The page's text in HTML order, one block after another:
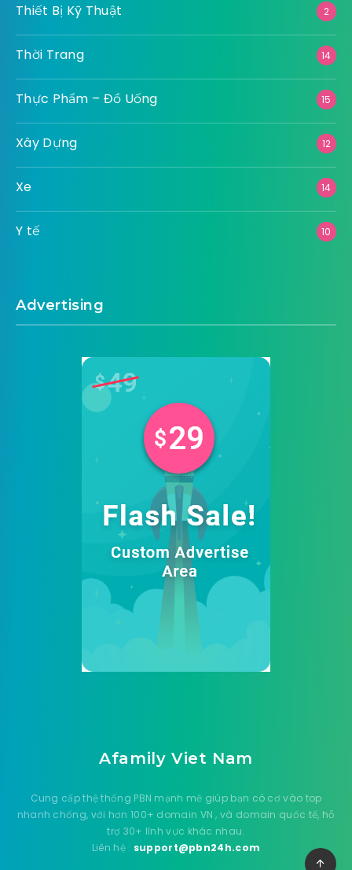
Thiết Bị Kỹ Thuật 2
Thời Trang 14
Thực Phẩm – Đồ Uống 15
Xây Dựng 12
Xe 14
Y tế 10
Advertising
Afamily Viet Nam
Cung cấp thệ thống PBN mạnh mẽ giúp bạn có cơ vào top
nhanh chống, với hơn 100+ domain VN , và domain quốc tế, hỗ
trợ 30+ lĩnh vực khác nhau.
Liên hệ : support@pbn24h.com